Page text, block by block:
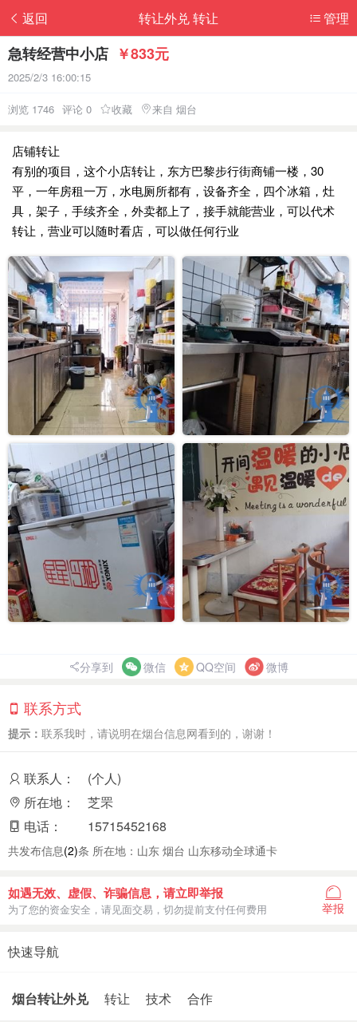
返回 管理
转让外兑 转让
急转经营中小店 ￥833元
2025/2/3 16:00:15
浏览 1746 评论 0 收藏 来自 烟台
店铺转让
有别的项目，这个小店转让，东方巴黎步行街商铺一楼，30
平，一年房租一万，水电厕所都有，设备齐全，四个冰箱，灶
具，架子，手续齐全，外卖都上了，接手就能营业，可以代术
转让，营业可以随时看店，可以做任何行业
分享到 微信 QQ空间 微博
联系方式
提示： 联系我时，请说明在烟台信息网看到的，谢谢！
联系人：
(个人)
所在地：
芝罘
电话：
15715452168
共发布信息(2)条 所在地：山东 烟台 山东移动全球通卡
如遇无效、虚假、诈骗信息，请立即举报
为了您的资金安全，请见面交易，切勿提前支付任何费用 举报
快速导航
烟台转让外兑 转让 技术 合作